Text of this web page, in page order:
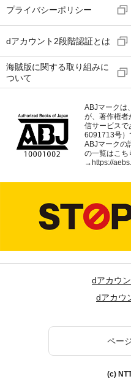
プライバシーポリシー
dアカウント2段階認証とは
海賊版に関する取り組みに
ついて
ABJマークは
が、著作権者
信サービスで
6091713号）
ABJマークの
の一覧はこち
→ https://
dアカウ
dアカウ
ペー
(c)